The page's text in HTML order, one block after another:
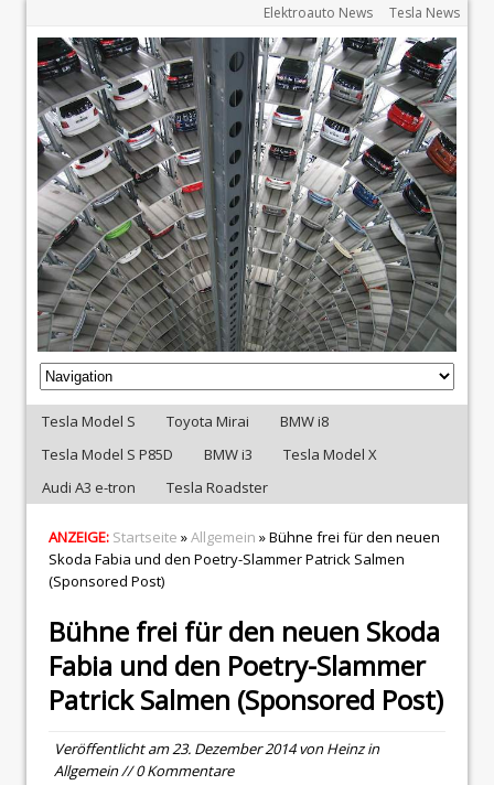
Elektroauto News Tesla News
Tesla Model S Toyota Mirai
BMW i8
Tesla Model S P85D
BMW i3
Tesla Model X
Audi A3 e-tron
Tesla Roadster
ANZEIGE: Startseite »Allgemein » Bühne frei für den neuen
Skoda Fabia und den Poetry-Slammer Patrick Salmen
(Sponsored Post)
Bühne frei für den neuen Skoda
Fabia und den Poetry-Slammer
Patrick Salmen (Sponsored Post)
Veröffentlicht am23. Dezember 2014vonHeinzin
Allgemein// 0 Kommentare